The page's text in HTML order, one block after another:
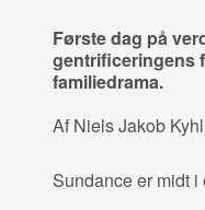
Første dag på
gentrificeringens
familiedrama.
Af Niels Jakob
Sundance er midt